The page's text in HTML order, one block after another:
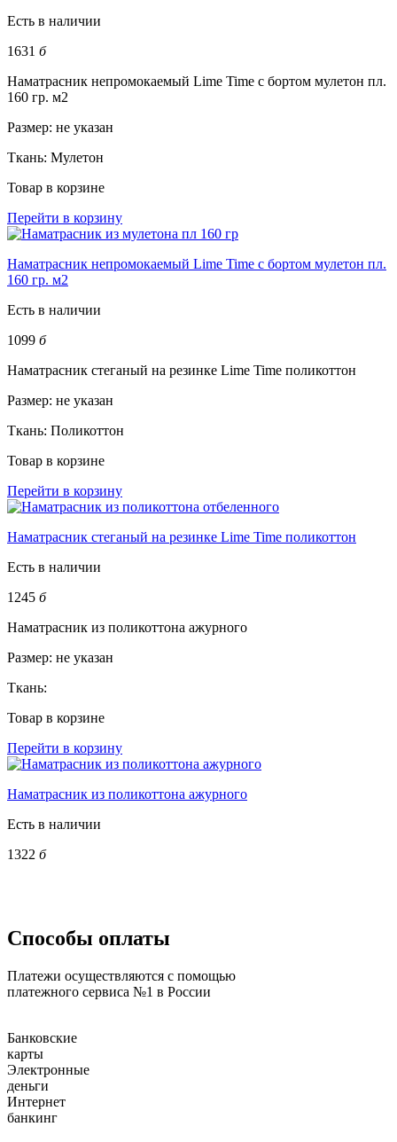
Есть в наличии
1631 б
Наматрасник непромокаемый Lime Time с бортом мулетон пл.
160 гр. м2
Размер: не указан
Ткань: Мулетон
Товар в корзине
Перейти в корзину
Наматрасник непромокаемый Lime Time с бортом мулетон пл.
160 гр. м2
Есть в наличии
1099 б
Наматрасник стеганый на резинке Lime Time поликоттон
Размер: не указан
Ткань: Поликоттон
Товар в корзине
Перейти в корзину
Наматрасник стеганый на резинке Lime Time поликоттон
Есть в наличии
1245 б
Наматрасник из поликоттона ажурного
Размер: не указан
Ткань:
Товар в корзине
Перейти в корзину
Наматрасник из поликоттона ажурного
Есть в наличии
1322 б
Способы оплаты
Платежи осуществляются с помощью
платежного сервиса №1 в России
Банковские
карты
Электронные
деньги
Интернет
банкинг